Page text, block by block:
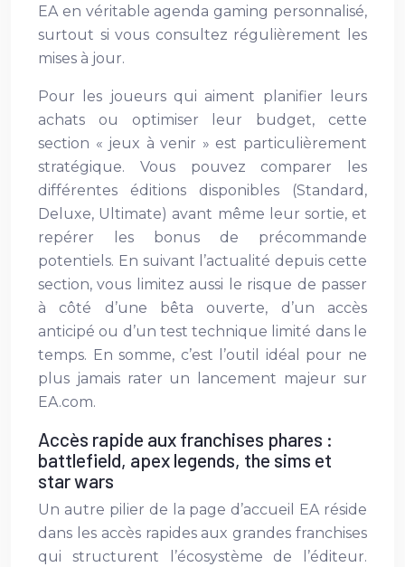
EA en véritable agenda gaming personnalisé,
surtout si vous consultez régulièrement les
mises à jour.
Pour les joueurs qui aiment planifier leurs
achats ou optimiser leur budget, cette
section « jeux à venir » est particulièrement
stratégique. Vous pouvez comparer les
différentes éditions disponibles (Standard,
Deluxe, Ultimate) avant même leur sortie, et
repérer les bonus de précommande
potentiels. En suivant l’actualité depuis cette
section, vous limitez aussi le risque de passer
à côté d’une bêta ouverte, d’un accès
anticipé ou d’un test technique limité dans le
temps. En somme, c’est l’outil idéal pour ne
plus jamais rater un lancement majeur sur
EA.com.
Accès rapide aux franchises phares :
battlefield, apex legends, the sims et
star wars
Un autre pilier de la page d’accueil EA réside
dans les accès rapides aux grandes franchises
qui structurent l’écosystème de l’éditeur.